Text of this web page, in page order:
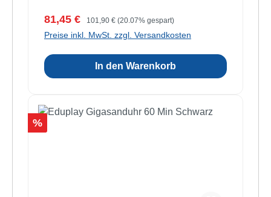
Verkaufspreis:
81,45 € Regulärer Preis:
101,90 € (20.07% gespart)
Preise inkl. MwSt. zzgl. Versandkosten
In den Warenkorb
Rabatt
%